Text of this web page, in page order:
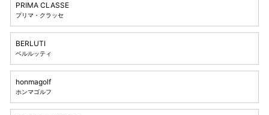
PRIMA CLASSE
プリマ・クラッセ
BERLUTI
ベルルッティ
honmagolf
ホンマゴルフ